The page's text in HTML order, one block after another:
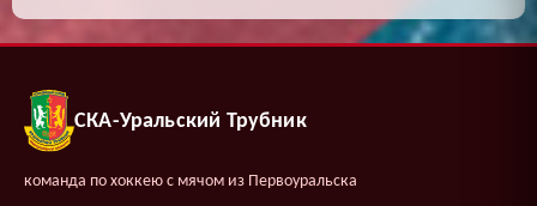
СКА-Уральский Трубник
команда по хоккею с мячом из Первоуральска